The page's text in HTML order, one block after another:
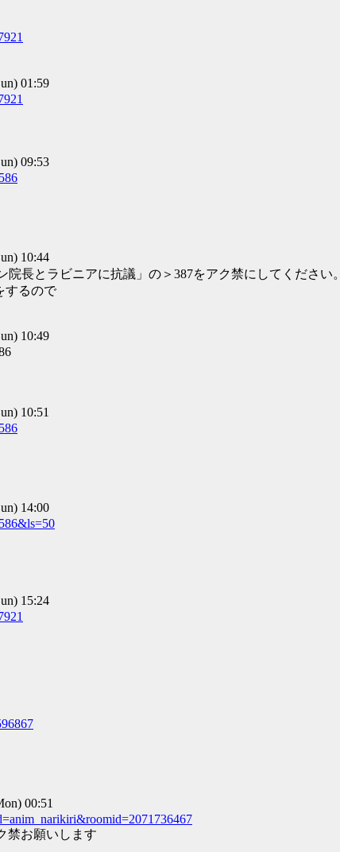
01:59
09:53
10:44
長とラビニアに抗議」の＞387をアク禁にしてください。
するので
10:49
10:51
14:00
15:24
00:51
お願いします